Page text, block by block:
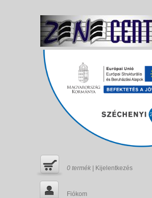
0 termék Kijelentkezés
Fiókom